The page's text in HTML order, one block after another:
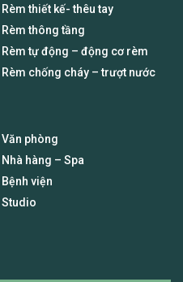
Rèm thiết kế- thêu tay
Rèm thông tầng
Rèm tự động – động cơ rèm
Rèm chống cháy – trượt nước
Văn phòng
Nhà hàng – Spa
Bệnh viện
Studio